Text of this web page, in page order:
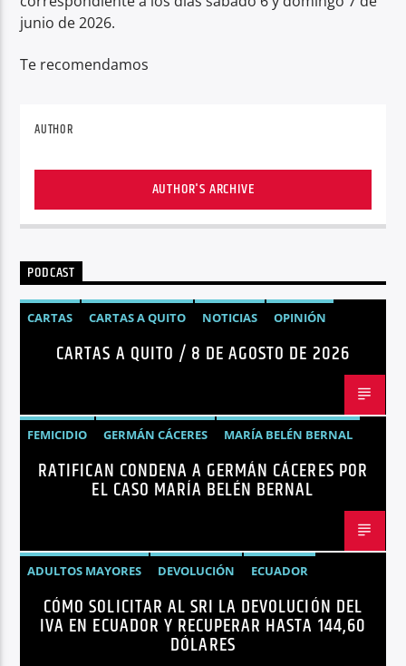
junio de 2026.
Te recomendamos
AUTHOR
AUTHOR'S ARCHIVE
PODCAST
CARTAS CARTAS A QUITO NOTICIAS OPINIÓN
CARTAS A QUITO / 8 DE AGOSTO DE 2026
FEMICIDIO GERMÁN CÁCERES
MARÍA BELÉN BERNAL
NOTICIAS
SEGURIDAD
RATIFICAN CONDENA A GERMÁN CÁCERES POR
EL CASO MARÍA BELÉN BERNAL
ADULTOS MAYORES DEVOLUCIÓN
ECUADOR
NEGOCIOS
NOTICIAS PERSONAS CON DISCAPACIDAD
CÓMO SOLICITAR AL SRI LA DEVOLUCIÓN DEL
IVA EN ECUADOR Y RECUPERAR HASTA 144,60
DÓLARES